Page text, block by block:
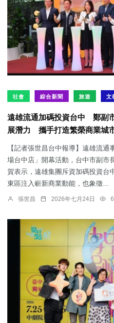
社會 綜合新聞 旅遊 文
遠雄流通加碼投資台中 鄭副
展潛力 攜手打造繁榮商業城
【記者張世昌台中報導】遠雄流
場台中店」開幕活動，台中市副市
賀表示，遠雄集團斥資加碼投資台
東區注入嶄新商業動能，也象徵...
張世昌 2026年七月24日